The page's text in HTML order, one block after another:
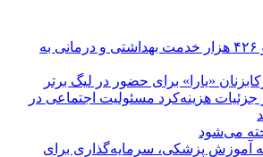
ارائه دو میلیون و ۴۲۶ هزار خدمت بهداشتی و درمانی به
«یارا» برای حضور در لیگ برتر
جزئیات هزینه‌کرد مسئولیت اجتماعی در
می‌شود
آموزش پزشکی، سرمایه‌گذاری برای